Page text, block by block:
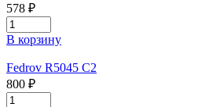
578 ₽
В корзину
Fedrov R5045 C2
800 ₽